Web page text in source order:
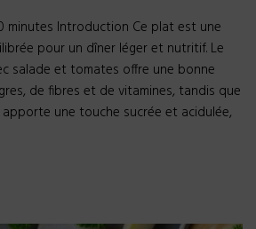
minutes Introduction Ce plat est une
pour un dîner léger et nutritif. Le
salade et tomates offre une bonne
de fibres et de vitamines, tandis que
une touche sucrée et acidulée,